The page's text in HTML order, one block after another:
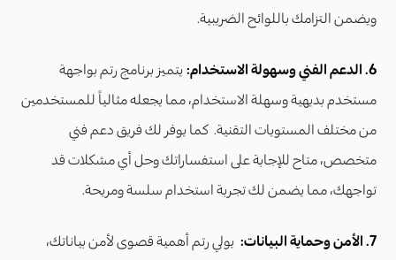
ويضمن التزامك باللوائح الضريبية.
6. الدعم الفني وسهولة الاستخدام:
يتميز برنامج رتم بواجهة
مستخدم بديهية وسهلة الاستخدام، مما يجعله مثالياً للمستخدمين
من مختلف المستويات التقنية. كما يوفر لك فريق دعم فني
متخصص، متاح للإجابة على استفساراتك وحل أي مشكلات قد
تواجهك، مما يضمن لك تجربة استخدام سلسة ومريحة.
7. الأمن وحماية البيانات:
يولي رتم أهمية قصوى لأمن بياناتك،